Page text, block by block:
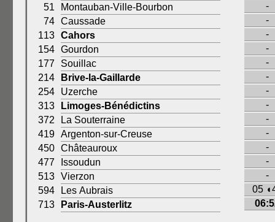
51
Montauban-Ville-Bourbon
-
74 Caussade
-
113 Cahors
-
154 Gourdon
-
177
Souillac
-
214
Brive-la-Gaillarde
-
254
Uzerche
-
313
Limoges-Bénédictins
-
372
La Souterraine
-
419 Argenton-sur-Creuse
-
450 Châteauroux
-
477
Issoudun
-
513 Vierzon
-
594
Les Aubrais
05
713
Paris-Austerlitz